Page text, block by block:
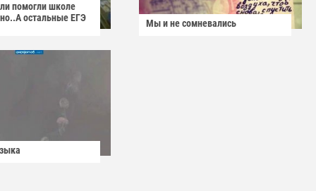
помогли школе
остальные ЕГЭ
Мы и не сомневались